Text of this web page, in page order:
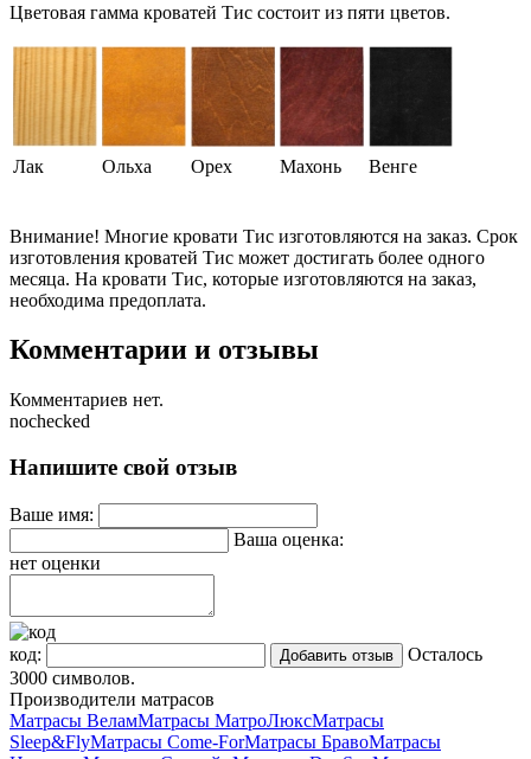
Цветовая гамма кроватей Тис состоит из пяти цветов.
Лак Ольха Орех Махонь Венге
Внимание! Многие кровати Тис изготовляются на заказ. Срок
изготовления кроватей Тис может достигать более одного
месяца. На кровати Тис, которые изготовляются на заказ,
необходима предоплата.
Комментарии и отзывы
Комментариев нет.
nochecked
Напишите свой отзыв
Ваше имя:
Ваша оценка:
нет оценки
код:
Осталось
3000 символов.
Производители матрасов
Матрасы ВеламМатрасы МатроЛюксМатрасы
Sleep&FlyМатрасы Come-ForМатрасы БравоМатрасы